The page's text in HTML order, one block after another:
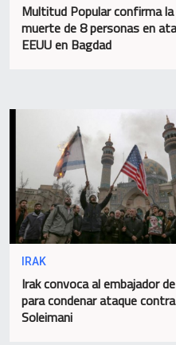
Multitud Popular confirma la
muerte de 8 personas en
EEUU en Bagdad
IRAK
Irak convoca al embajador
para condenar ataque contra
Soleimani